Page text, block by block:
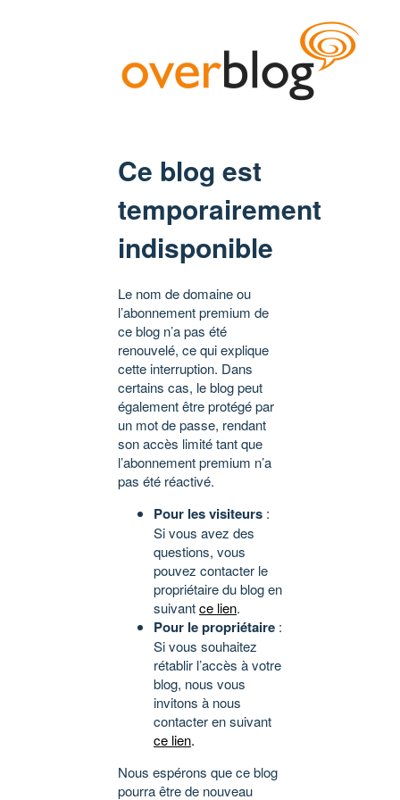
Ce blog est
temporairement
indisponible
Le nom de domaine ou
l’abonnement premium de
ce blog n’a pas été
renouvelé, ce qui explique
cette interruption. Dans
certains cas, le blog peut
également être protégé par
un mot de passe, rendant
son accès limité tant que
l’abonnement premium n’a
pas été réactivé.
Pour les visiteurs :
Si vous avez des
questions, vous
pouvez contacter le
propriétaire du blog en
suivantce lien.
Pour le propriétaire :
Si vous souhaitez
rétablir l’accès à votre
blog, nous vous
invitons à nous
contacter en suivant
ce lien.
Nous espérons que ce blog
pourra être de nouveau